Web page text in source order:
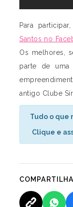
Para
Santos no
Os melhores,
parte de uma
antigo Clube
Tudo o que
Clique e